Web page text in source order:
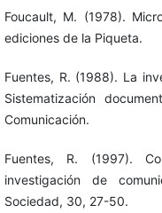
Foucault, M. (1978).
ediciones de la Piqueta.
Fuentes, R. (1988). La
Sistematización
Comunicación.
Fuentes, R. (1997).
investigación de
Sociedad, 30, 27-50.